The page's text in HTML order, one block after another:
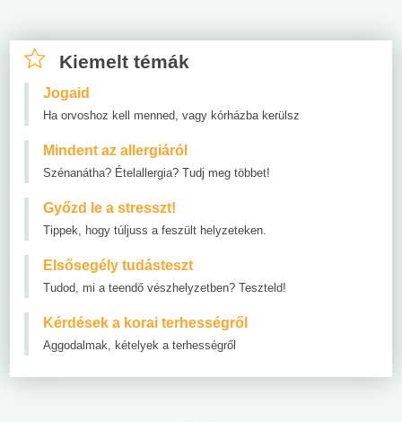
Kiemelt témák
Jogaid
Ha orvoshoz kell menned, vagy kórházba kerülsz
Mindent az allergiáról
Szénanátha? Ételallergia? Tudj meg többet!
Győzd le a stresszt!
Tippek, hogy túljuss a feszült helyzeteken.
Elsősegély tudásteszt
Tudod, mi a teendő vészhelyzetben? Teszteld!
Kérdések a korai terhességről
Aggodalmak, kételyek a terhességről